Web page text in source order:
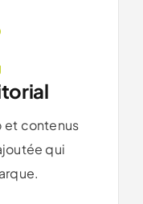
et contenus
qui